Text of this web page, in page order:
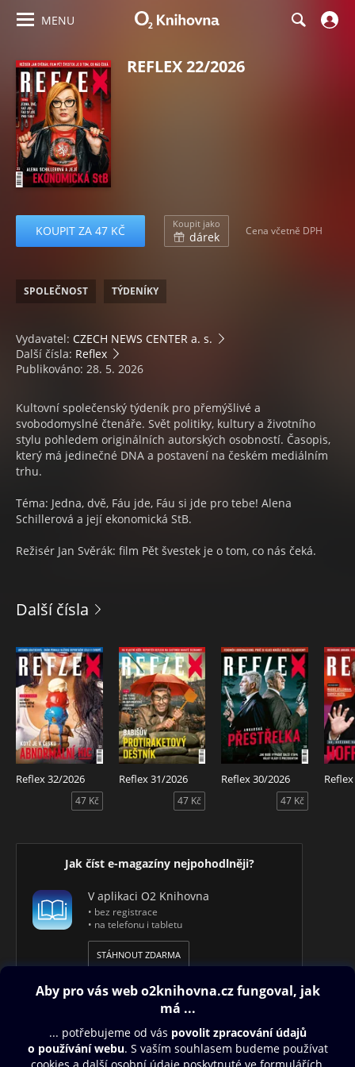
MENU
REFLEX 22/2026
KOUPIT ZA 47 KČ Koupit jako
dárek Cena včetně DPH
SPOLEČNOST TÝDENÍKY
Vydavatel: CZECH NEWS CENTER a. s.
Další čísla: Reflex
Publikováno: 28. 5. 2026
Kultovní společenský týdeník pro přemýšlivé a
svobodomyslné čtenáře. Svět politiky, kultury a životního
stylu pohledem originálních autorských osobností. Časopis,
který má jedinečné DNA a postavení na českém mediálním
trhu.
Téma: Jedna, dvě, Fáu jde, Fáu si jde pro tebe! Alena
Schillerová a její ekonomická StB.
Režisér Jan Svěrák: film Pět švestek je o tom, co nás čeká.
Další čísla
Reflex 32/2026
47 Kč
Reflex 31/2026
47 Kč
Reflex 30/2026
47 Kč
Jak číst e-magazíny nejpohodlněji?
V aplikaci O2 Knihovna
• bez registrace
• na telefonu i tabletu
STÁHNOUT ZDARMA
Obsah ke stažení